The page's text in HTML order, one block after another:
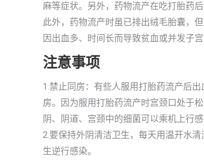
麻等症状。另外，药物流产在吃打胎药
此外，药物流产时虽已排出绒毛胎囊，
因出血多、时间长而导致贫血或并发子宫
注意事项
1.禁止同房：有些人服用打胎药流产后
房。因为服用打胎药流产时宫颈口处于
阴、阴道、宫颈中的细菌可以乘机上行
2.要保持外阴清洁卫生，每天用温开水
生逆行感染。